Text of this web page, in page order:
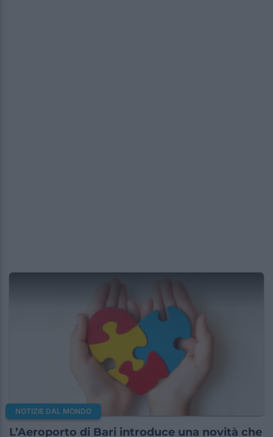
NOTIZIE DAL MONDO
L’Aeroporto di Bari introduce una novità che